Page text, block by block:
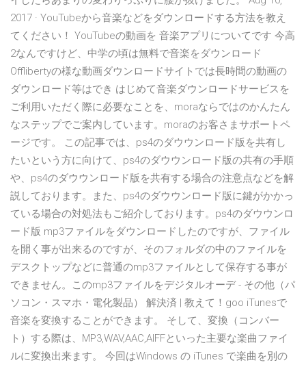
2017 · YouTubeから音楽などをダウンロードする方法を教え
てください！ YouTubeの動画を 音楽アプリについてです 今高
2なんですけど、中学の頃は無料で音楽をダウンロード
Offlibertyの様な動画ダウンロードサイトでは長時間の動画の
ダウンロード等はでき はじめて音楽ダウンロードサービスを
ご利用いただく際に必要なことを、moraならではのかんたん
なステップでご案内しています。moraのお客さまサポートペ
ージです。 この記事では、ps4のダウウンロード版を共有し
たいという方に向けて、ps4のダウウンロード版の共有の手順
や、ps4のダウウンロード版を共有する場合の注意点などを解
説しております。また、ps4のダウウンロード版に鍵がかかっ
ている場合の対処法もご紹介しております。ps4のダウウンロ
ード版 mp3ファイルをダウンロードしたのですが、ファイル
を開く事が出来るのですが、そのフォルダの中のファイルを
デスクトップなどに普通のmp3ファイルとして保存する事が
できません。このmp3ファイルをデジタルオーデ - その他（パ
ソコン・スマホ・電化製品） 解決済 | 教えて！goo iTunesで
音楽を変換することができます。 そして、変換（コンバー
ト）する際は、MP3,WAV,AAC,AIFFといった主要な楽曲ファイ
ルに変換出来ます。 今回はWindows の iTunes で楽曲を別の